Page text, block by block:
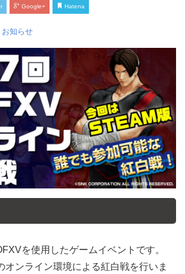
Google+ Hatena
お知らせ
を使用したゲームイベントです。
オンライン環境による紅白戦を行いま